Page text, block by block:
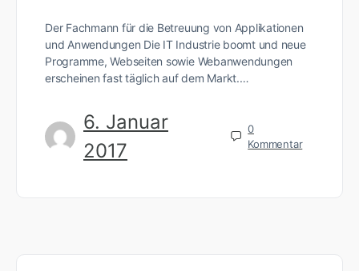
Der Fachmann für die Betreuung von Applikationen
und Anwendungen Die IT Industrie boomt und neue
Programme, Webseiten sowie Webanwendungen
erscheinen fast täglich auf dem Markt.…
6. Januar
2017
0
Kommentar